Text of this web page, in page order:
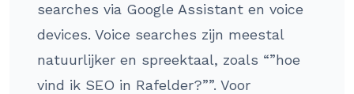
searches via Google Assistant en voice
devices. Voice searches zijn meestal
natuurlijker en spreektaal, zoals “”hoe
vind ik SEO in Rafelder?””. Voor